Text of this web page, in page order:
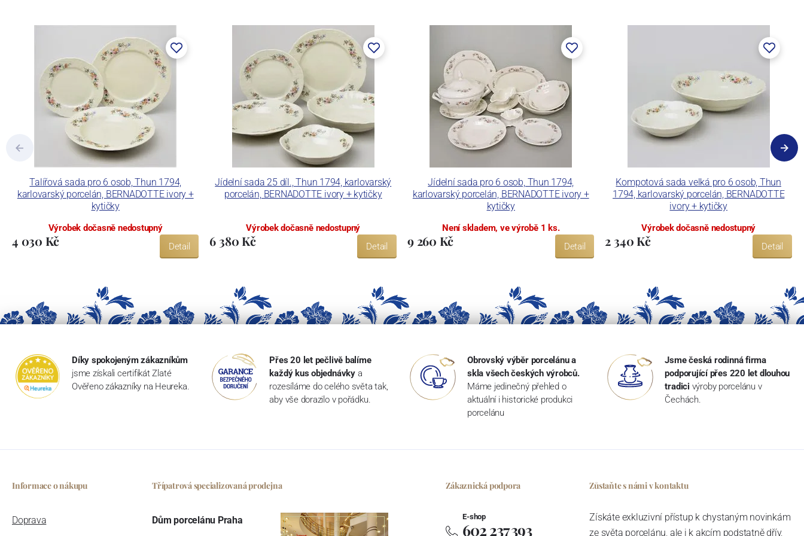
a.s. včetně ochranné známky a technologických zařízení. Závod je vybaven zařízením na výrobu
tlakového lití, moderními komorovými pecemi a vtavnou dekorační pecí. Závod je schopen
dekorovat své výrobky pomocí klasických dekoračních technik.
Concordia Lesov používá ochrannou známku LC a Thun Hotel & Restaurant.
Talířová sada pro 6 osob, Thun 1794,
karlovarský porcelán, BERNADOTTE ivory +
kytičky
Výrobek dočasně nedostupný
4 030 Kč Detail
Jídelní sada 25 díl., Thun 1794, karlovarský
porcelán, BERNADOTTE ivory + kytičky
Výrobek dočasně nedostupný
6 380 Kč Detail
Jídelní sada pro 6 osob, Thun 1794,
karlovarský porcelán, BERNADOTTE ivory +
kytičky
Není skladem, ve výrobě 1 ks.
9 260 Kč Detail
Kompotová sada velká pro 6 osob, Thun
1794, karlovarský porcelán, BERNADOTTE
ivory + kytičky
Výrobek dočasně nedostupný
2 340 Kč Detail
Díky spokojeným zákazníkům
jsme získali certifikát Zlaté
Ověřeno zákazníky na Heureka.
Přes 20 let pečlivě balíme
každý kus objednávky a
rozesíláme do celého světa tak,
aby vše dorazilo v pořádku.
Obrovský výběr porcelánu a
skla všech českých výrobců.
Máme jedinečný přehled o
aktuální i historické produkci
porcelánu
Jsme česká rodinná firma
podporující přes 220 let dlouhou
tradici výroby porcelánu v
Čechách.
Informace o nákupu
Doprava
Třípatrová specializovaná prodejna
Dům porcelánu Praha
Zákaznická podpora
E-shop
602 237 393
Zůstaňte s námi v kontaktu
Získáte exkluzivní přístup k chystaným novinkám
ze světa porcelánu, ale i k akcím podstatně dřív,